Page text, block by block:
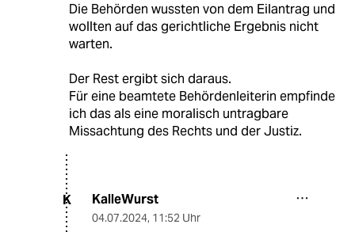
Die Behörden wussten von dem Eilantrag und
wollten auf das gerichtliche Ergebnis nicht
warten.
Der Rest ergibt sich daraus.
Für eine beamtete Behördenleiterin empfinde
ich das als eine moralisch untragbare
Missachtung des Rechts und der Justiz.
K KalleWurst
04.07.2024, 11:52 Uhr